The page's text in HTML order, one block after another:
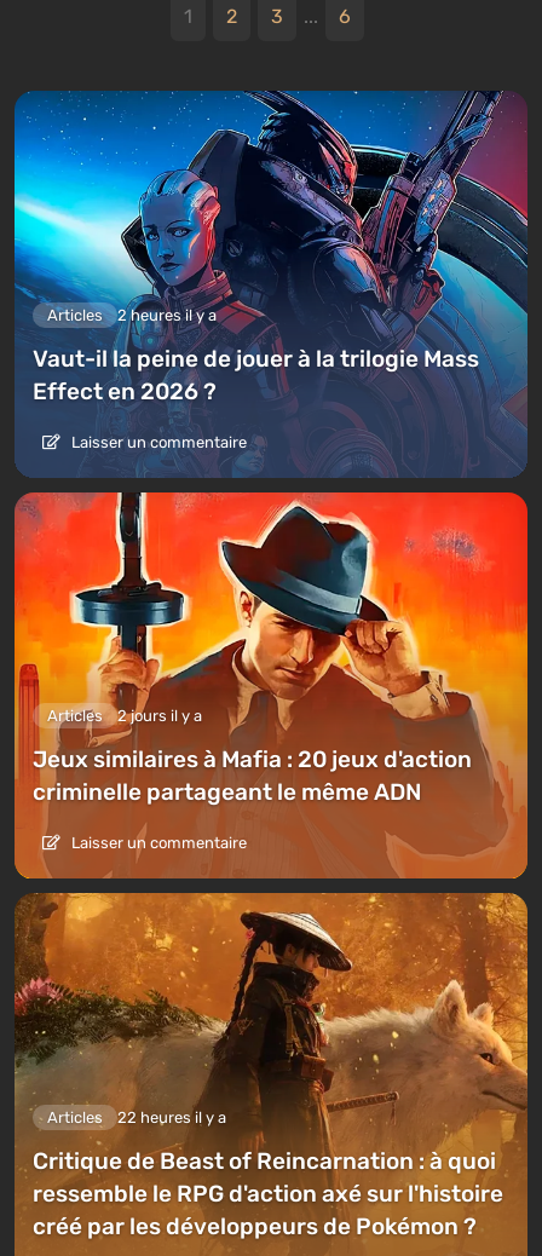
1 2 3 ... 6
Articles 2 heures il y a
Vaut-il la peine de jouer à la trilogie Mass
Effect en 2026 ?
Laisser un commentaire
Articles 2 jours il y a
Jeux similaires à Mafia : 20 jeux d'action
criminelle partageant le même ADN
Laisser un commentaire
Articles 22 heures il y a
Critique de Beast of Reincarnation : à quoi
ressemble le RPG d'action axé sur l'histoire
créé par les développeurs de Pokémon ?